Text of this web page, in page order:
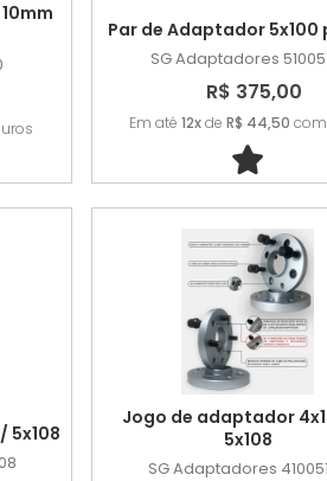
Par de Adaptador 5x100
SG Adaptadores
R$ 375,00
Em até 12xde R$ 44,50
5x108
Jogo de adaptador
5x108
SG Adaptadores